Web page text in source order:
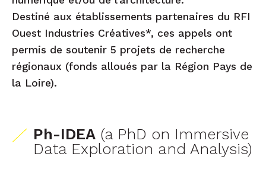
Destiné aux établissements partenaires du RFI
Ouest Industries Créatives*, ces appels ont
permis de soutenir 5 projets de recherche
régionaux (fonds alloués par la Région Pays de
la Loire).
Ph-IDEA (a PhD on Immersive
Data Exploration and Analysis)